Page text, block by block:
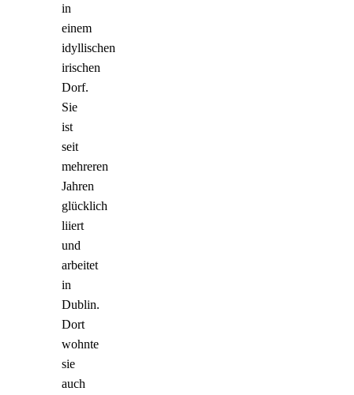
in
einem
idyllischen
irischen
Dorf.
Sie
ist
seit
mehreren
Jahren
glücklich
liiert
und
arbeitet
in
Dublin.
Dort
wohnte
sie
auch